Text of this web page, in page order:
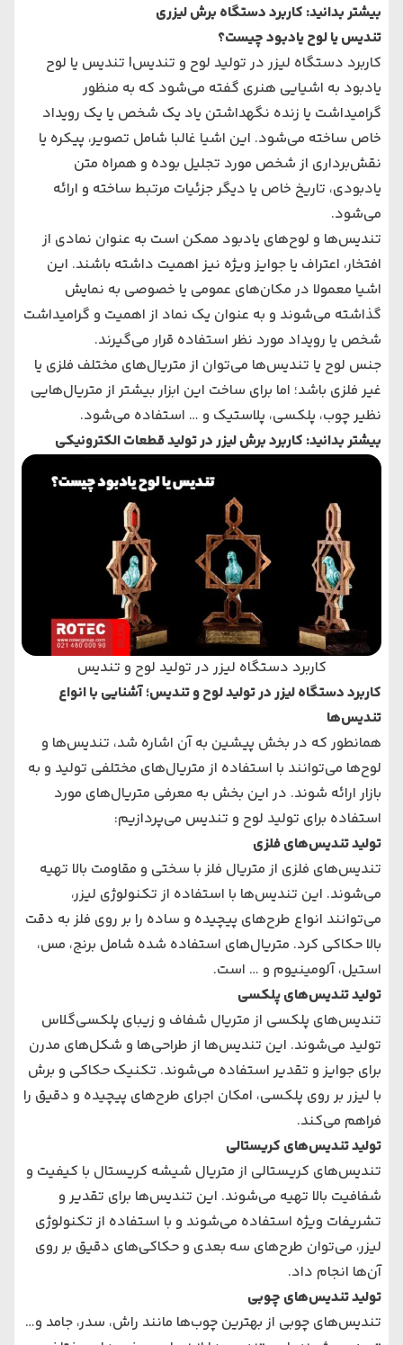
بیشتر بدانید: کاربرد دستگاه برش لیزری
تندیس یا لوح یادبود چیست؟
کاربرد دستگاه لیزر در تولید لوح و تندیس| تندیس یا لوح
یادبود به اشیایی هنری گفته می‌شود که به منظور
گرامیداشت یا زنده نگهداشتن یاد یک شخص یا یک رویداد
خاص ساخته می‌شود. این اشیا غالبا شامل تصویر، پیکره یا
نقش‌برداری از شخص مورد تجلیل بوده و همراه متن
یادبودی، تاریخ خاص یا دیگر جزئیات مرتبط ساخته و ارائه
می‌شود.
تندیس‌ها و لوح‌های یادبود ممکن است به عنوان نمادی از
افتخار، اعتراف یا جوایز ویژه نیز اهمیت داشته باشند. این
اشیا معمولا در مکان‌های عمومی یا خصوصی به نمایش
گذاشته می‌شوند و به عنوان یک نماد از اهمیت و گرامیداشت
شخص یا رویداد مورد نظر استفاده قرار می‌گیرند.
جنس لوح یا تندیس‌ها می‌توان از متریال‌های مختلف فلزی یا
غیر فلزی باشد؛ اما برای ساخت این ابزار بیشتر از متریال‌هایی
نظیر چوب، پلکسی، پلاستیک و … استفاده می‌شود.
بیشتر بدانید: کاربرد برش لیزر در تولید قطعات الکترونیکی
کاربرد دستگاه لیزر در تولید لوح و تندیس
کاربرد دستگاه لیزر در تولید لوح و تندیس؛ آشنایی با انواع
تندیس‌ها
همانطور که در بخش پیشین به آن اشاره شد، تندیس‌ها و
لوح‌‌ها می‌توانند با استفاده از متریال‌های مختلفی تولید و به
بازار ارائه شوند. در این بخش به معرفی متریال‌های مورد
استفاده برای تولید لوح و تندیس می‌پردازیم:
تولید تندیس‌های فلزی
تندیس‌های فلزی از متریال فلز با سختی و مقاومت بالا تهیه
می‌شوند. این تندیس‌ها با استفاده از تکنولوژی لیزر،
می‌توانند انواع طرح‌های پیچیده و ساده را بر روی فلز به دقت
بالا حکاکی کرد. متریال‌های استفاده شده شامل برنج، مس،
استیل، آلومینیوم و … است.
تولید تندیس‌های پلکسی
تندیس‌های پلکسی از متریال شفاف و زیبای پلکسی‌گلاس
تولید می‌شوند. این تندیس‌ها از طراحی‌ها و شکل‌های مدرن
برای جوایز و تقدیر استفاده می‌شوند. تکنیک حکاکی و برش
با لیزر بر روی پلکسی، امکان اجرای طرح‌های پیچیده و دقیق را
فراهم می‌کند.
تولید تندیس‌های کریستالی
تندیس‌های کریستالی از متریال شیشه کریستال با کیفیت و
شفافیت بالا تهیه می‌شوند. این تندیس‌ها برای تقدیر و
تشریفات ویژه استفاده می‌شوند و با استفاده از تکنولوژی
لیزر، می‌توان طرح‌های سه بعدی و حکاکی‌های دقیق بر روی
آن‌ها انجام داد.
تولید تندیس‌های چوبی
تندیس‌های چوبی از بهترین چوب‌ها مانند راش، سدر، جامد و…